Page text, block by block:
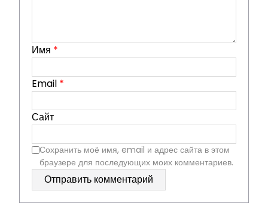
Имя *
Email *
Сайт
Сохранить моё имя, email и адрес сайта в этом
браузере для последующих моих комментариев.